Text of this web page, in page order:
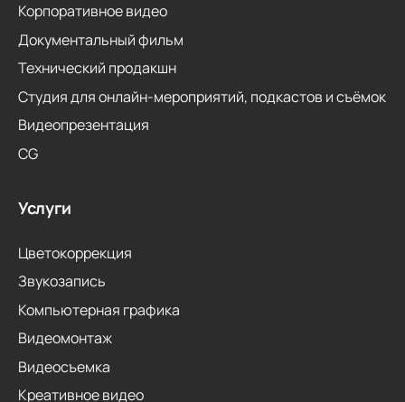
Корпоративное видео
Документальный фильм
Технический продакшн
Студия для онлайн-мероприятий, подкастов и съёмок
Видеопрезентация
CG
Услуги
Цветокоррекция
Звукозапись
Компьютерная графика
Видеомонтаж
Видеосъемка
Креативное видео